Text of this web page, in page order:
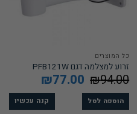
כל המוצרים
זרוע למצלמה דגם PFB121W
₪94.00 המחיר
המקורי
היה:
₪77.00 המחיר
הנוכחי
הוא:
₪77.00. הוספה לסל קנה עכשיו